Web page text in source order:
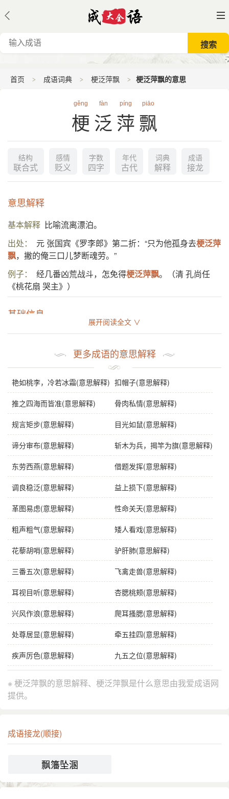
首页 成语词典 梗泛萍飘 梗泛萍飘的意思
gěng fàn píng piāo
梗泛萍飘
结构
联合式
感情
贬义
字数
四字
年代
古代
词典
解释
成语
接龙
意思解释
基本解释 比喻流离漂泊。
出处：
元 张国宾《罗李郎》第二折：“只为他孤身去梗泛萍
飘，撇的俺三口儿梦断魂劳。”
例子：
经几番凶荒战斗，怎免得梗泛萍飘。（清 孔尚任
《桃花扇 哭主》）
基础信息
拼音 gěng fàn píng piāo
ㄍㄥˇ ㄈㄢˋ ㄆ一ㄥˊ ㄆ一ㄠ
感情 梗泛萍飘是贬义词。
用法 联合式；作谓语、定语；比喻流离漂泊。
近义词 萍踪浪迹、漂泊不定
字义分解
gěng
梗
fàn
泛
píng
萍
piāo
展开阅读全文 ∨
更多成语的意思解释
艳如桃李，冷若冰霜(意思解释) 扣帽子(意思解释)
推之四海而皆准(意思解释) 骨肉私情(意思解释)
规言矩步(意思解释) 目光如鼠(意思解释)
谛分审布(意思解释) 斩木为兵，揭竿为旗(意思解释)
东劳西燕(意思解释) 借题发挥(意思解释)
调良稳泛(意思解释) 益上损下(意思解释)
革图易虑(意思解释) 性命关天(意思解释)
粗声粗气(意思解释) 矮人看戏(意思解释)
花藜胡哨(意思解释) 驴肝肺(意思解释)
三番五次(意思解释) 飞禽走兽(意思解释)
耳视目听(意思解释) 杏腮桃颊(意思解释)
兴风作浪(意思解释) 爬耳搔腮(意思解释)
处尊居显(意思解释) 牵五挂四(意思解释)
疾声厉色(意思解释) 九五之位(意思解释)
※ 梗泛萍飘的意思解释、梗泛萍飘是什么意思由我爱成语网
提供。
成语接龙(顺接)
飘籓坠溷